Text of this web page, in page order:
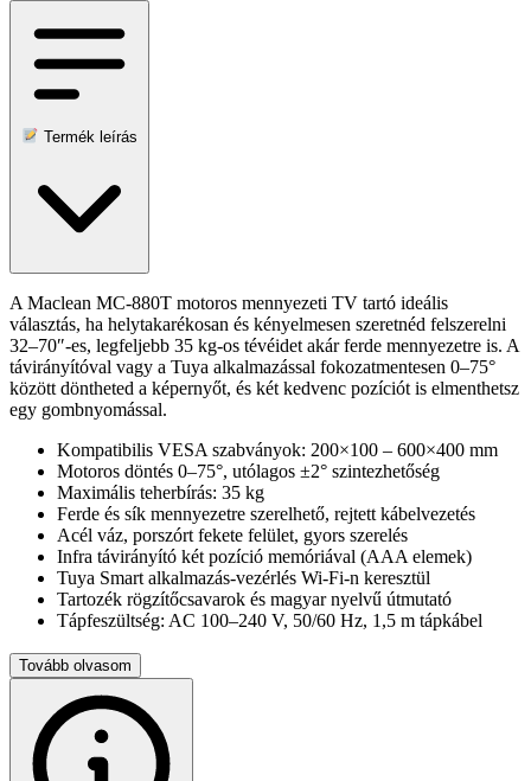
Termék leírás
A Maclean MC-880T motoros mennyezeti TV tartó ideális
választás, ha helytakarékosan és kényelmesen szeretnéd felszerelni
32–70″-es, legfeljebb 35 kg-os tévéidet akár ferde mennyezetre is. A
távirányítóval vagy a Tuya alkalmazással fokozatmentesen 0–75°
között döntheted a képernyőt, és két kedvenc pozíciót is elmenthetsz
egy gombnyomással.
Kompatibilis VESA szabványok: 200×100 – 600×400 mm
Motoros döntés 0–75°, utólagos ±2° szintezhetőség
Maximális teherbírás: 35 kg
Ferde és sík mennyezetre szerelhető, rejtett kábelvezetés
Acél váz, porszórt fekete felület, gyors szerelés
Infra távirányító két pozíció memóriával (AAA elemek)
Tuya Smart alkalmazás-vezérlés Wi-Fi-n keresztül
Tartozék rögzítőcsavarok és magyar nyelvű útmutató
Tápfeszültség: AC 100–240 V, 50/60 Hz, 1,5 m tápkábel
A csomag tartalma
Motoros mennyezeti tartó • Távirányító • Szerelési csavarok •
Magyar útmutató
Tovább olvasom